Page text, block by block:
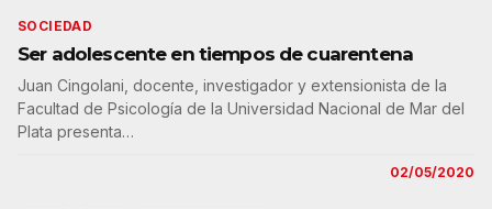
SOCIEDAD
Ser adolescente en tiempos de cuarentena
Juan Cingolani, docente, investigador y extensionista de la
Facultad de Psicología de la Universidad Nacional de Mar del
Plata presenta…
02/05/2020